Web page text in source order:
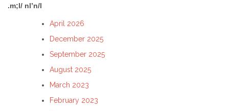
.m;l/ nl’n/l
April 2026
December 2025
September 2025
August 2025
March 2023
February 2023